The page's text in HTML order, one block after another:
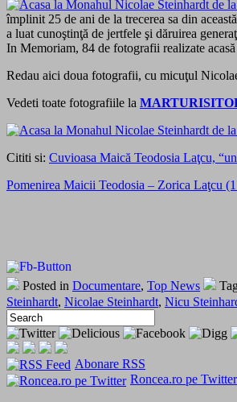
împlinit 25 de ani de la trecerea sa din
a luat cunoştinţă de jertfele şi dăruirea
In Memoriam, 84 de fotografii realizate
Redau aici doua fotografii, cu micuţul
Vedeti toate fotografiile la
Cititi si: Cuvioasa Maică Teodosia Laţcu,
Pomenirea Maicii Teodosia – Zorica Laţcu
Posted in Documentare, Top News
Steinhardt, Nicolae Steinhardt, Nicu
Abonare RSS
Roncea.ro pe Twitter